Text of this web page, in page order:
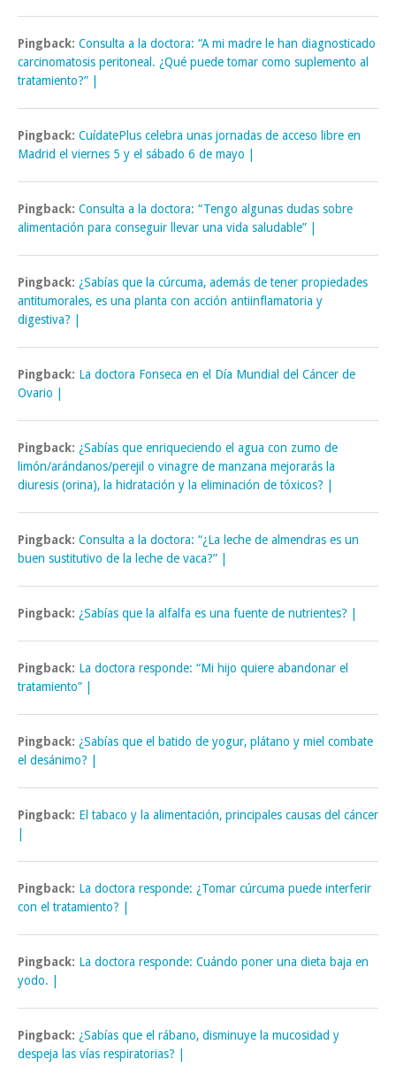
Pingback: Consulta a la doctora: “A mi madre le han diagnosticado
carcinomatosis peritoneal. ¿Qué puede tomar como suplemento al
tratamiento?” |
Pingback: CuídatePlus celebra unas jornadas de acceso libre en
Madrid el viernes 5 y el sábado 6 de mayo |
Pingback: Consulta a la doctora: “Tengo algunas dudas sobre
alimentación para conseguir llevar una vida saludable” |
Pingback: ¿Sabías que la cúrcuma, además de tener propiedades
antitumorales, es una planta con acción antiinflamatoria y
digestiva? |
Pingback: La doctora Fonseca en el Día Mundial del Cáncer de
Ovario |
Pingback: ¿Sabías que enriqueciendo el agua con zumo de
limón/arándanos/perejil o vinagre de manzana mejorarás la
diuresis (orina), la hidratación y la eliminación de tóxicos? |
Pingback: Consulta a la doctora: “¿La leche de almendras es un
buen sustitutivo de la leche de vaca?” |
Pingback: ¿Sabías que la alfalfa es una fuente de nutrientes? |
Pingback: La doctora responde: “Mi hijo quiere abandonar el
tratamiento” |
Pingback: ¿Sabías que el batido de yogur, plátano y miel combate
el desánimo? |
Pingback: El tabaco y la alimentación, principales causas del cáncer
Pingback: La doctora responde: ¿Tomar cúrcuma puede interferir
con el tratamiento? |
Pingback: La doctora responde: Cuándo poner una dieta baja en
yodo. |
Pingback: ¿Sabías que el rábano, disminuye la mucosidad y
despeja las vías respiratorias? |